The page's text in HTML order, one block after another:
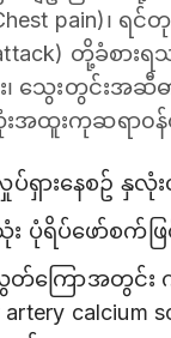
pain)၊ ရင်
attack) တို့ခံစာ
း၊ သွေးတွင်း
အထူးကုဆရာ၀န်
ရှားနေစဥ် နှလုံး
ရိပ်ဖော်စက်ဖြင့်
တ်ကြောအတွင်း
artery